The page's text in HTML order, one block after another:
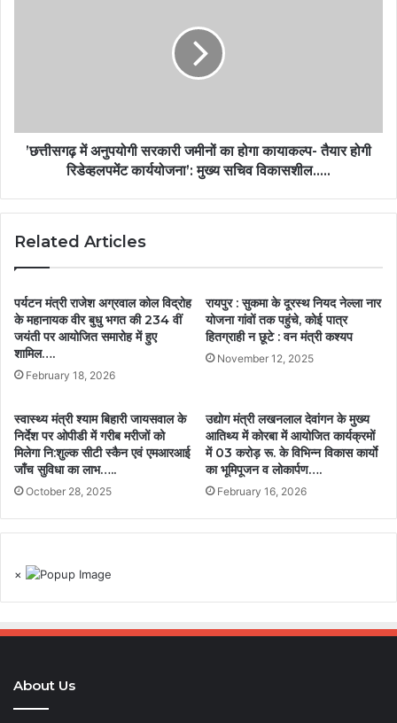
’छत्तीसगढ़ में अनुपयोगी सरकारी जमीनों का होगा कायाकल्प- तैयार होगी
रिडेव्हलपमेंट कार्ययोजना’: मुख्य सचिव विकासशील…..
Related Articles
पर्यटन मंत्री राजेश अग्रवाल कोल विद्रोह
के महानायक वीर बुधु भगत की 234 वीं
जयंती पर आयोजित समारोह में हुए
शामिल….
February 18, 2026
रायपुर : सुकमा के दूरस्थ नियद नेल्ला नार
योजना गांवों तक पहुंचे, कोई पात्र
हितग्राही न छूटे : वन मंत्री कश्यप
November 12, 2025
स्वास्थ्य मंत्री श्याम बिहारी जायसवाल के
निर्देश पर ओपीडी में गरीब मरीजों को
मिलेगा नि:शुल्क सीटी स्कैन एवं एमआरआई
जाँच सुविधा का लाभ…..
October 28, 2025
उद्योग मंत्री लखनलाल देवांगन के मुख्य
आतिथ्य में कोरबा में आयोजित कार्यक्रमों
में 03 करोड़ रू. के विभिन्न विकास कार्याे
का भूमिपूजन व लोकार्पण….
February 16, 2026
×
About Us